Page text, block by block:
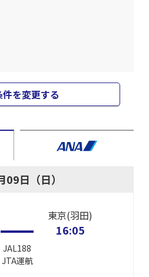
を変更する
日（日）
JAL188
JTA運航
東京(羽田)
16:05